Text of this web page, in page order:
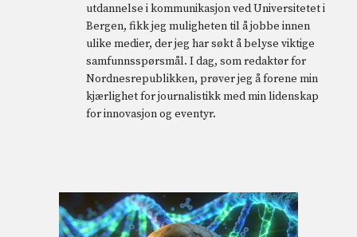
utdannelse i kommunikasjon ved Universitetet i
Bergen, fikk jeg muligheten til å jobbe innen
ulike medier, der jeg har søkt å belyse viktige
samfunnsspørsmål. I dag, som redaktør for
Nordnesrepublikken, prøver jeg å forene min
kjærlighet for journalistikk med min lidenskap
for innovasjon og eventyr.